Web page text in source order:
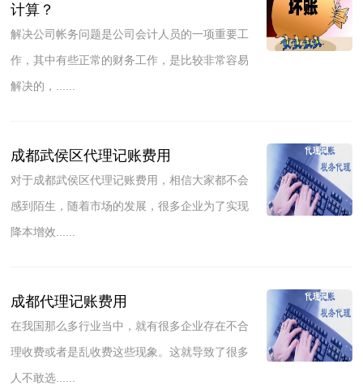
计算？
解决公司帐务问题是公司会计人员的一项重要工
作，其中有些正常的财务工作，是比较非常容易
解决的，......
成都武侯区代理记账费用
对于成都武侯区代理记账费用，相信大家都不会
感到陌生，随着市场的发展，很多企业为了实现
降本增效......
成都代理记账费用
在我国那么多行业当中，就有很多企业存在不合
理收费或者是乱收费这些现象。这就导致了很多
人不敢选......